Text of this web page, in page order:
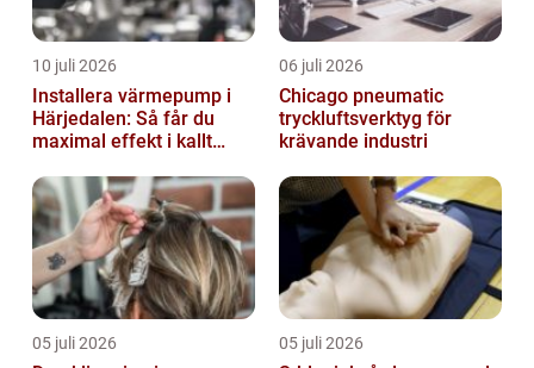
10 juli 2026
Installera värmepump i
Härjedalen: Så får du
maximal effekt i kallt
06 juli 2026
Chicago pneumatic
tryckluftsverktyg för
krävande industri
05 juli 2026 05 juli 2026